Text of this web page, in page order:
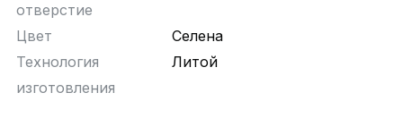
отверстие
Цвет
Селена
Технология
изготовления
Литой